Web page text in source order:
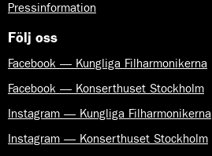
Pressinformation
Följ oss
Facebook — Kungliga Filharmonikerna
Facebook — Konserthuset Stockholm
Instagram — Kungliga Filharmonikerna
Instagram — Konserthuset Stockholm